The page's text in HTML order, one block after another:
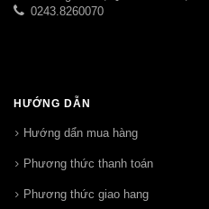
0243.8260070
HƯỚNG DẪN
Hướng dẩn mua hàng
Phương thức thanh toán
Phương thức giao hang